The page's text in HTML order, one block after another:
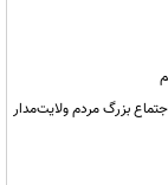
بزرگ مردم ولایت‌مدار